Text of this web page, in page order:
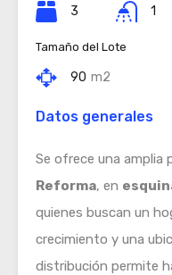
3 1
Tamaño del Lote
90 m2
Datos generales
Se ofrece una amplia
Reforma, en
quienes buscan un
crecimiento y una
distribución permite